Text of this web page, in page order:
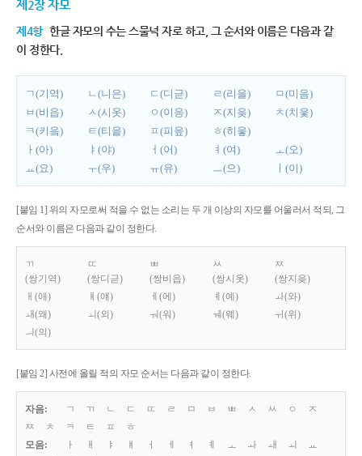
제2장 자모
제4항 한글 자모의 수는 스물넉 자로 하고, 그 순서와 이름은 다음과 같
이 정한다.
ㄱ(기역) ㄴ(니은) ㄷ(디귿) ㄹ(리을)
ㅁ(미음)
ㅂ(비읍)
ㅅ(시옷) ㅇ(이응) ㅈ(지읒)
ㅊ(치읓)
ㅋ(키읔)
ㅌ(티읕) ㅍ(피읖)
ㅎ(히읗)
ㅏ(아)
ㅑ(야) ㅓ(어) ㅕ(여)
ㅗ(오)
ㅛ(요)
ㅜ(우) ㅠ(유) ㅡ(으) ㅣ(이)
[붙임 1] 위의 자모로써 적을 수 없는 소리는 두 개 이상의 자모를 어울러서 적되, 그
순서와 이름은 다음과 같이 정한다.
ㄲ
(쌍기역)
ㄸ
(쌍디귿)
ㅃ
(쌍비읍)
ㅆ
(쌍시옷)
ㅉ
(쌍지읒)
ㅐ(애)
ㅒ(얘) ㅔ(에) ㅖ(예)
ㅘ(와)
ㅙ(왜)
ㅚ(외) ㅝ(워) ㅞ(웨)
ㅟ(위)
ㅢ(의)
[붙임 2] 사전에 올릴 적의 자모 순서는 다음과 같이 정한다.
자음: ㄱ ㄲ ㄴ ㄷ ㄸ ㄹ ㅁ ㅂ ㅃ ㅅ ㅆ ㅇ
ㅈ
ㅉ
ㅊ ㅋ ㅌ ㅍ
ㅎ
모음:
ㅏ ㅐ ㅑ ㅒ ㅓ ㅔ ㅕ ㅖ ㅗ ㅘ ㅙ ㅚ
ㅛ